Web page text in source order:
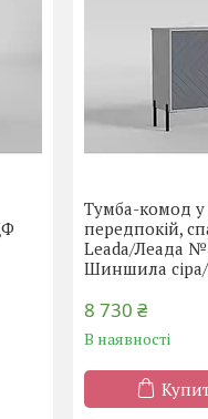
Тумба-комод у
передпокій,
Leada/Леада
Шиншила сіра/
8 730 ₴
В наявності